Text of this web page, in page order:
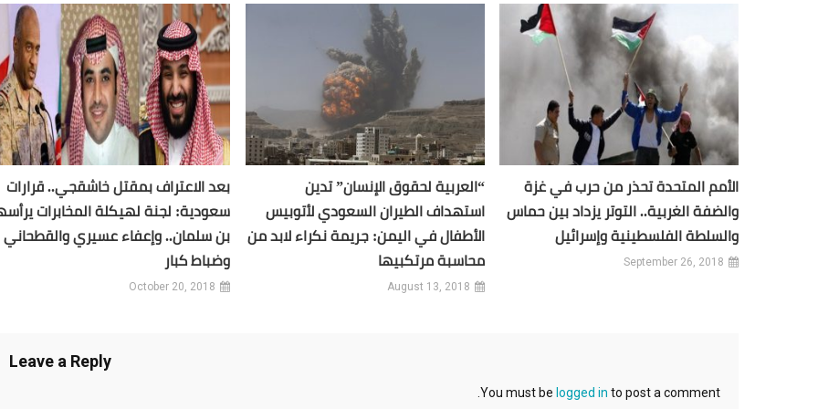
الأمم المتحدة تحذر من حرب في غزة
والضفة الغربية.. التوتر يزداد بين حماس
والسلطة الفلسطينية وإسرائيل
September 26, 2018
“العربية لحقوق الإنسان” تدين
استهداف الطيران السعودي لأتوبيس
الأطفال في اليمن: جريمة نكراء لابد من
محاسبة مرتكبيها
August 13, 2018
بعد الاعتراف بمقتل خاشقجي.. قرارات
سعودية: لجنة لهيكلة المخابرات
بن سلمان.. وإعفاء عسيري والقطحاني
وضباط كبار
October 20, 2018
Leave a Reply
You must be logged in to post a comment.